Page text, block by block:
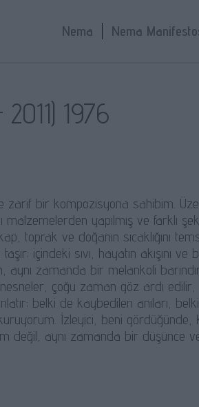
Nema Nema
1976
bir kompozisyona sahibim.
malzemelerden yapılmış ve farklı
toprak ve doğanın sıcaklığını
içindeki sıvı, hayatın akışını
zamanda bir melankoli
nesneler, çoğu zaman göz ardı
belki de kaybedilen anıları,
İzleyici, beni gördüğünde,
değil, aynı zamanda bir düşünce